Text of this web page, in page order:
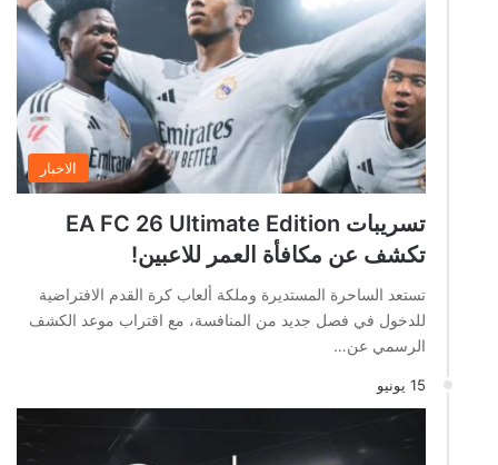
الاخبار
تسريبات EA FC 26 Ultimate Edition
تكشف عن مكافأة العمر للاعبين!
تستعد الساحرة المستديرة وملكة ألعاب كرة القدم الافتراضية
للدخول في فصل جديد من المنافسة، مع اقتراب موعد الكشف
الرسمي عن…
15 يونيو